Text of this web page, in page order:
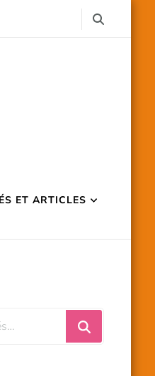
ET ARTICLES